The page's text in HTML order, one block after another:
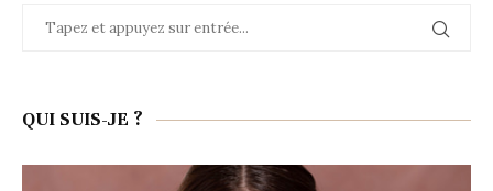
QUI SUIS-JE ?